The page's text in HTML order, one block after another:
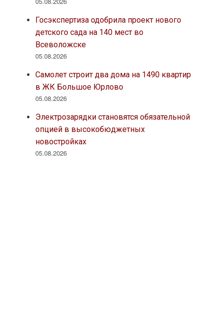
Госэкспертиза одобрила проект нового
детского сада на 140 мест во
Всеволожске
05.08.2026
Самолет строит два дома на 1490 квартир
в ЖК Большое Юрлово
05.08.2026
Электрозарядки становятся обязательной
опцией в высокобюджетных
новостройках
05.08.2026